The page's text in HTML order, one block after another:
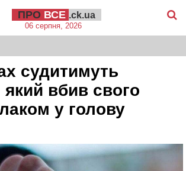
ПРО ВСЕ .ck.ua
06 серпня, 2026
судитимуть
який вбив свого
у голову